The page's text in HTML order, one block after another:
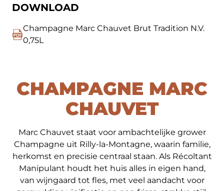
DOWNLOAD
Champagne Marc Chauvet Brut Tradition N.V.
0,75L
CHAMPAGNE MARC
CHAUVET
Marc Chauvet staat voor ambachtelijke grower
Champagne uit Rilly-la-Montagne, waarin familie,
herkomst en precisie centraal staan. Als Récoltant
Manipulant houdt het huis alles in eigen hand,
van wijngaard tot fles, met veel aandacht voor